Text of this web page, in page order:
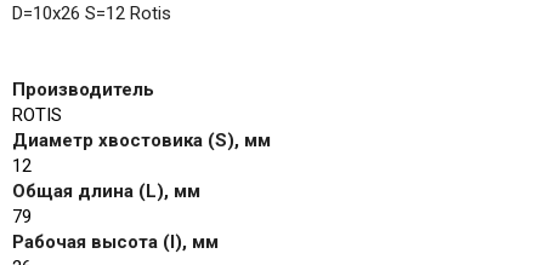
D=10x26 S=12 Rotis
Производитель
ROTIS
Диаметр хвостовика (S), мм
12
Общая длина (L), мм
79
Рабочая высота (I), мм